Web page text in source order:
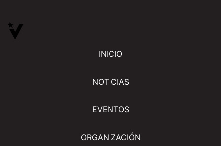
INICIO
NOTICIAS
EVENTOS
ORGANIZACIÓN